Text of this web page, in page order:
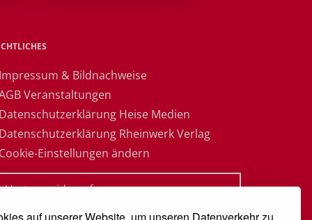
& Bildnachweise
Veranstaltungen
Heise Medien
Rheinwerk Verlag
Einstellungen ändern
Vertrag widerrufen